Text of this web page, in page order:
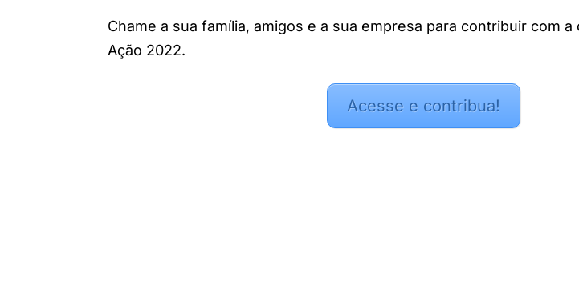
Chame a sua família, amigos e a sua empresa para contribuir com a
Ação 2022.
Acesse e contribua!